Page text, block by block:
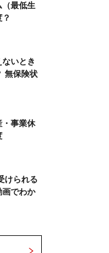
最低生
いとき
無保険状
・事業休
けられる
画でわか